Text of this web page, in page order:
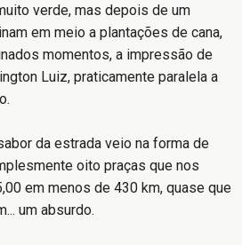
verde, mas depois de um
em meio a plantações de cana,
momentos, a impressão de
Luiz, praticamente paralela a
da estrada veio na forma de
oito praças que nos
em menos de 430 km, quase que
um absurdo.